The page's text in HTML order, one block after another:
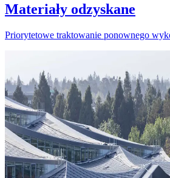
Materiały odzyskane
Priorytetowe traktowanie ponownego